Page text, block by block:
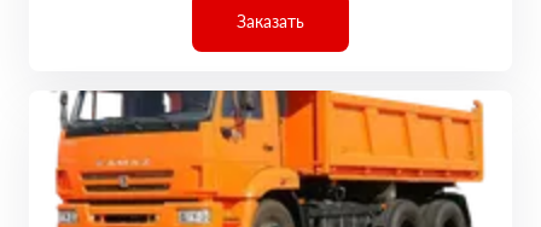
Заказать